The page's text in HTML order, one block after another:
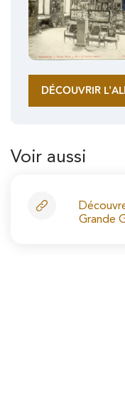
DÉCOUVRIR
Voir aussi
Grande